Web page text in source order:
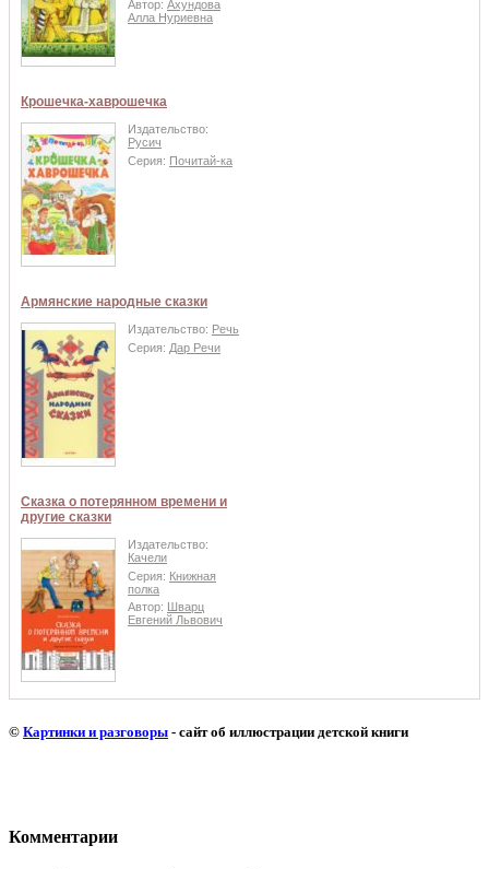
Автор: Ахундова
Алла Нуриевна
Крошечка-хаврошечка
Издательство:
Русич
Серия: Почитай-ка
Армянские народные сказки
Издательство: Речь
Серия: Дар Речи
Сказка о потерянном времени и
другие сказки
Издательство:
Качели
Серия: Книжная
полка
Автор: Шварц
Евгений Львович
© Картинки и разговоры - сайт об иллюстрации детской книги
Комментарии